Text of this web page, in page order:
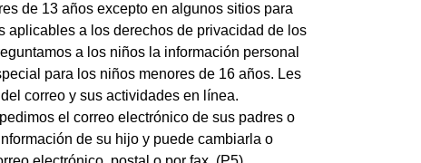
de 13 años excepto en algunos sitios para
aplicables a los derechos de privacidad de los
a los niños la información personal
para los niños menores de 16 años. Les
correo y sus actividades en línea.
el correo electrónico de sus padres o
de su hijo y puede cambiarla o